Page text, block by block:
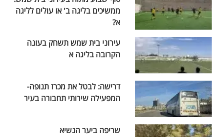
ממשיכים בליגה ב' או עולים לליגה
א?
עירוני בית שמש תשחק בעונה
הקרובה בליגה א
דרישה: לבטל את מכרז תנופה-
המפעילה שירותי תחבורה בעיר
שריפה ביער הנשיא